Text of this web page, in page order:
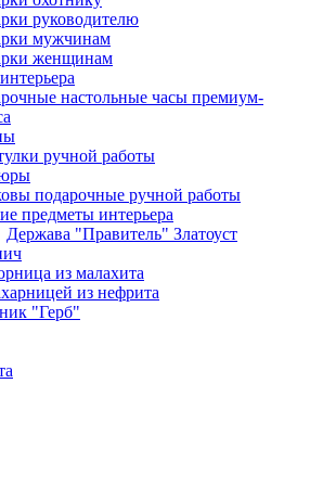
руководителю
мужчинам
женщинам
настольные часы премиум-
ручной работы
подарочные ручной работы
предметы интерьера
Держава "Правитель" Златоуст
из малахита
из нефрита
"Герб"